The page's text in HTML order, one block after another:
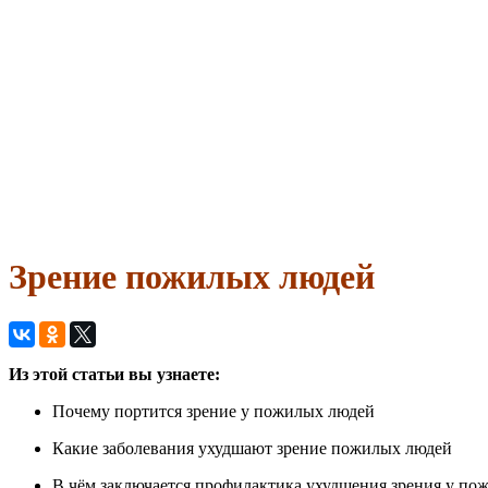
Зрение пожилых людей
Из этой статьи вы узнаете:
Почему портится зрение у пожилых людей
Какие заболевания ухудшают зрение пожилых людей